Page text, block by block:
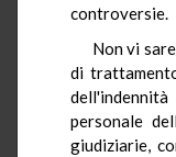
controversie.
Non vi
di
personale
giudiziarie,